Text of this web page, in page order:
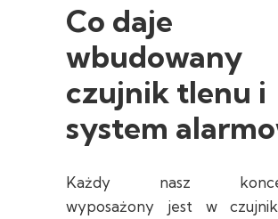
Co daje
wbudowany
czujnik tlenu i
system
Każdy nasz
wyposażony jest w